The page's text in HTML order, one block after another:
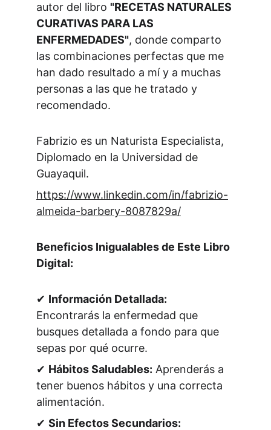
autor del libro "RECETAS NATURALES
CURATIVAS PARA LAS
ENFERMEDADES", donde comparto
las combinaciones perfectas que me
han dado resultado a mí y a muchas
personas a las que he tratado y
recomendado.
Fabrizio es un Naturista Especialista,
Diplomado en la Universidad de
Guayaquil.
https://www.linkedin.com/in/fabrizio-
almeida-barbery-8087829a/
Beneficios Inigualables de Este Libro
Digital:
✔ Información Detallada:
Encontrarás la enfermedad que
busques detallada a fondo para que
sepas por qué ocurre.
✔ Hábitos Saludables: Aprenderás a
tener buenos hábitos y una correcta
alimentación.
✔ Sin Efectos Secundarios: